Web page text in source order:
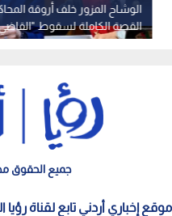
الوشاح المزور خلف أروقة
القصة الكاملة لسقوط
المزيف" في مصر
جميع الحقوق
موقع إخباري أردني تابع لقناة رؤيا